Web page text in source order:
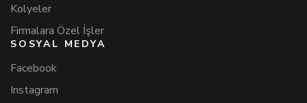
Kolyeler
Firmalara Özel İşler
SOSYAL MEDYA
Facebook
Instagram